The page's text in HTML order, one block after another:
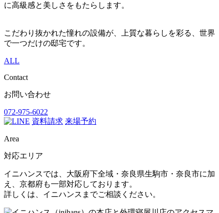
に高級感と美しさをもたらします。
こだわり抜かれた憧れの設備が、上質な暮らしを彩る、世界
で一つだけの邸宅です。
ALL
Contact
お問い合わせ
072-975-6022
資料請求 来場予約
Area
対応エリア
イニハンスでは、大阪府下全域・奈良県生駒市・奈良市に加
え、京都府も一部対応しております。
詳しくは、イニハンスまでご相談ください。